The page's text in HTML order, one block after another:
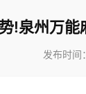
!泉州万
发布时